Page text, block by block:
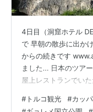
4日目（洞窟ホテル
で 早朝の散歩に出
からの続きです
ました... 日本のツア
屋上レストランでい
観光になるので本日
# トルコ観光 #カッ